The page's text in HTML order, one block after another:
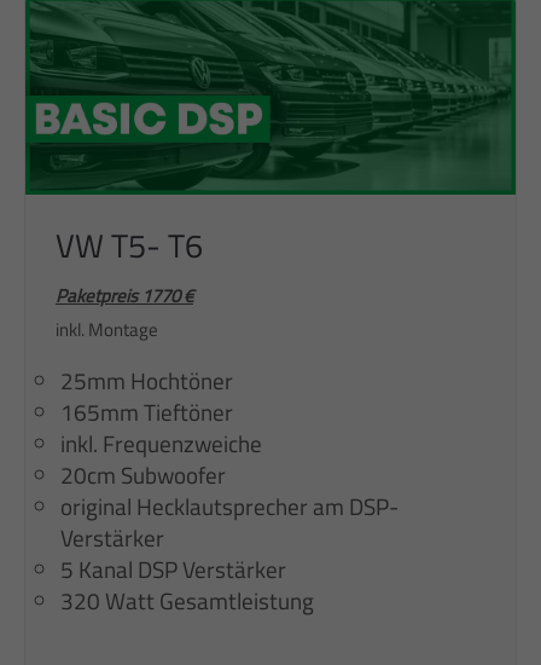
VW T5- T6
Paketpreis 1770 €
inkl. Montage
25mm Hochtöner
165mm Tieftöner
inkl. Frequenzweiche
20cm Subwoofer
original Hecklautsprecher am DSP-
Verstärker
5 Kanal DSP Verstärker
320 Watt Gesamtleistung